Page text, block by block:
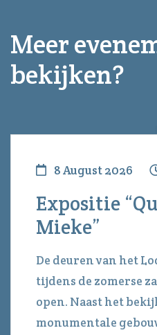
Meer
bekijken?
8 August 2026
Expositie
Mieke”
De deuren van het
tijdens de zomerse
open. Naast het
monumentale